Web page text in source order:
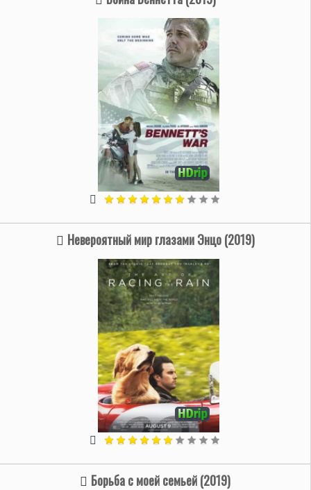
Невероятный мир глазами Энцо (2019)
Борьба с моей семьей (2019)